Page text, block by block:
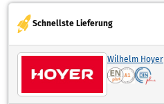
Schnellste Lieferung
Wilhelm Hoyer